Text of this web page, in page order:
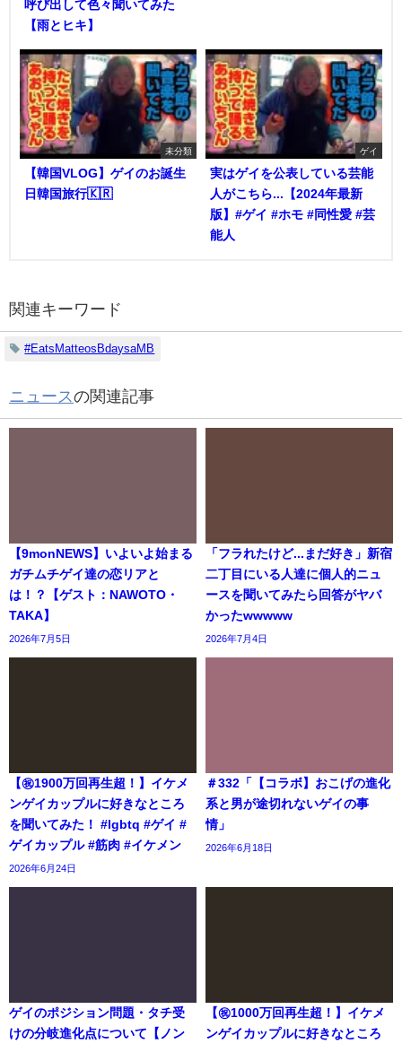
呼び出して色々聞いてみた
【雨とヒキ】
未分類
【韓国VLOG】ゲイのお誕生
日韓国旅行🇰🇷
ゲイ
実はゲイを公表している芸能
人がこちら...【2024年最新
版】#ゲイ #ホモ #同性愛 #芸
能人
関連キーワード
#EatsMatteosBdaysaMB
ニュースの関連記事
【9monNEWS】いよいよ始まる
ガチムチゲイ達の恋リアと
は！？【ゲスト：NAWOTO・
TAKA】
2026年7月5日
「フラれたけど...まだ好き」新宿
二丁目にいる人達に個人的ニュ
ースを聞いてみたら回答がヤバ
かったwwwww
2026年7月4日
【㊗️1900万回再生超！】イケメ
ンゲイカップルに好きなところ
を聞いてみた！ #lgbtq #ゲイ #
ゲイカップル #筋肉 #イケメン
2026年6月24日
＃332「【コラボ】おこげの進化
系と男が途切れないゲイの事
情」
2026年6月18日
ゲイのポジション問題・タチ受
けの分岐進化点について【ノン
【㊗️1000万回再生超！】イケメ
ンゲイカップルに好きなところ